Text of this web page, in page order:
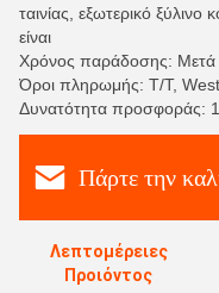
ταινίας, εξωτερικό
είναι
Χρόνος παράδοσης: Μετά
Όροι πληρωμής: T/T,
Δυνατότητα προσφοράς:
Πάρτε την
Λεπτομέρειες
Προιόντος